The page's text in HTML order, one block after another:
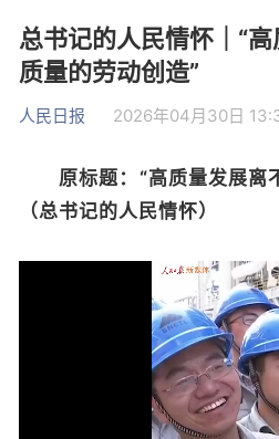
总书记的人民情怀｜“
质量的劳动创造”
人民日报 2026年04月30日
原标题：“高质量发展离
（总书记的人民情怀）